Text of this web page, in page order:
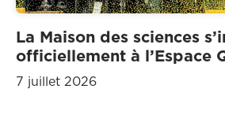
La Maison des sciences
officiellement à l’Espace
7 juillet 2026